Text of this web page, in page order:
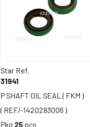
Star Ref.
31941
P SHAFT OIL SEAL ( FKM )
( REF/-1420283006 )
Pkg 25 pcs